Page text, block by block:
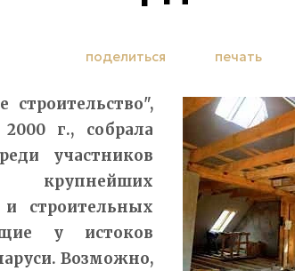
поделиться печать
г., собрала
участников
крупнейших
строительных
у истоков
Возможно,